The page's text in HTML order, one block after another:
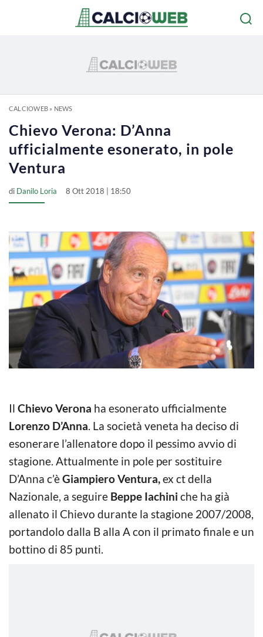
CALCIOWEB» NEWS
Chievo Verona: D’Anna
ufficialmente esonerato, in pole
Ventura
di Danilo Loria 8 Ott 2018 | 18:50
Il Chievo Verona ha esonerato ufficialmente
Lorenzo D’Anna. La società veneta ha deciso di
esonerare l’allenatore dopo il pessimo avvio di
stagione. Attualmente in pole per sostituire
D’Anna c’èGiampiero Ventura,ex ct della
Nazionale, a seguire Beppe Iachini che ha già
allenato il Chievo durante la stagione 2007/2008,
portandolo dalla B alla A con il primato finale e un
bottino di 85 punti.